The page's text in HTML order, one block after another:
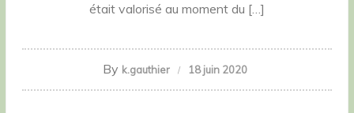
était valorisé au moment du […]
By k.gauthier 18 juin 2020